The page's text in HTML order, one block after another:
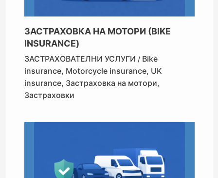
ЗАСТРАХОВКА НА МОТОРИ (BIKE
INSURANCE)
ЗАСТРАХОВАТЕЛНИ УСЛУГИ / Bike
insurance, Motorcycle insurance, UK
insurance, Застраховка на мотори,
Застраховки